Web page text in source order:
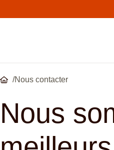
/Nous contacter
Nous